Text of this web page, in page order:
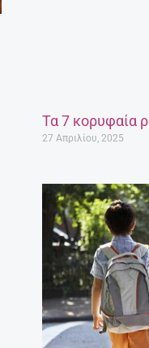
Τα 7 κορυφαία
27 Απριλίου, 2025